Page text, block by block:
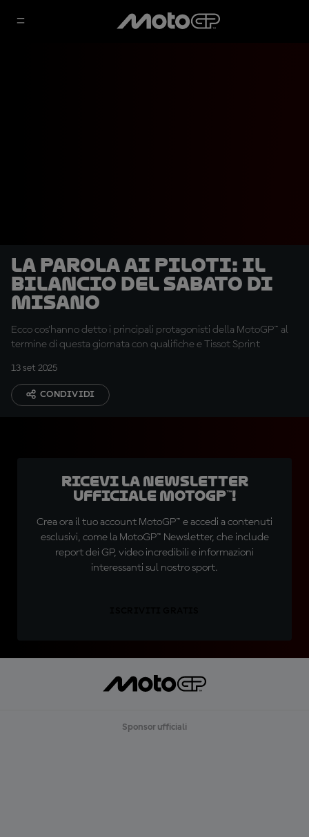
La parola ai piloti: il
bilancio del sabato di
Misano
Ecco cos'hanno detto i principali protagonisti della MotoGP™ al
termine di questa giornata con qualifiche e Tissot Sprint
13 set 2025
CONDIVIDI
Ricevi la newsletter
ufficiale MotoGP™!
Crea ora il tuo account MotoGP™ e accedi a contenuti
esclusivi, come la MotoGP™ Newsletter, che include
report dei GP, video incredibili e informazioni
interessanti sul nostro sport.
Sponsor ufficiali